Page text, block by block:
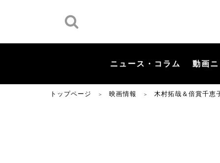
ニュース・コラム 動画
トップページ ＞ 映画情報 ＞ 木村拓哉＆倍賞千恵